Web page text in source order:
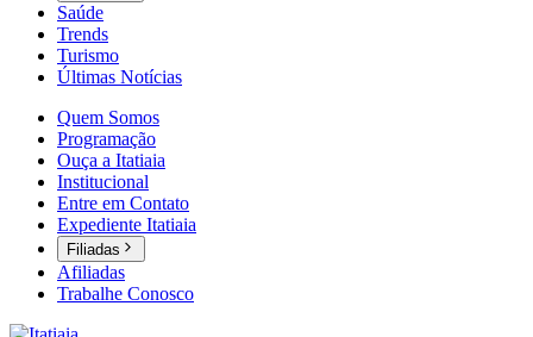
Saúde
Trends
Turismo
Últimas Notícias
Quem Somos
Programação
Ouça a Itatiaia
Institucional
Entre em Contato
Expediente Itatiaia
Filiadas
Afiliadas
Trabalhe Conosco